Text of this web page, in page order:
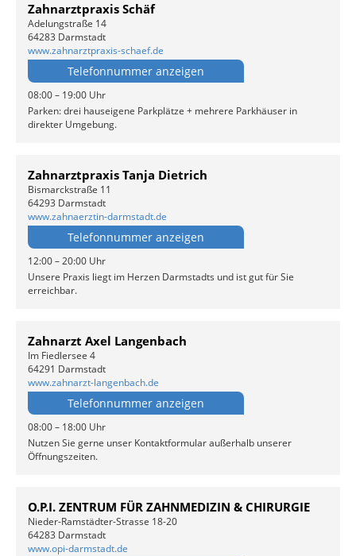
Zahnarztpraxis Schäf
Adelungstraße 14
64283 Darmstadt
www.zahnarztpraxis-schaef.de
Telefonnummer anzeigen
08:00 – 19:00 Uhr
Parken: drei hauseigene Parkplätze + mehrere Parkhäuser in
direkter Umgebung.
Zahnarztpraxis Tanja Dietrich
Bismarckstraße 11
64293 Darmstadt
www.zahnaerztin-darmstadt.de
Telefonnummer anzeigen
12:00 – 20:00 Uhr
Unsere Praxis liegt im Herzen Darmstadts und ist gut für Sie
erreichbar.
Zahnarzt Axel Langenbach
Im Fiedlersee 4
64291 Darmstadt
www.zahnarzt-langenbach.de
Telefonnummer anzeigen
08:00 – 18:00 Uhr
Nutzen Sie gerne unser Kontaktformular außerhalb unserer
Öffnungszeiten.
O.P.I. ZENTRUM FÜR ZAHNMEDIZIN & CHIRURGIE
Nieder-Ramstädter-Strasse 18-20
64283 Darmstadt
www.opi-darmstadt.de